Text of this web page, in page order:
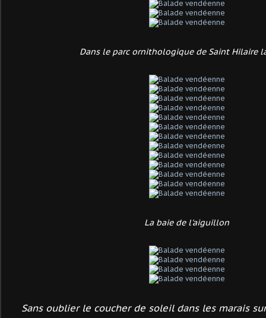
Dans le parc ornithologique de Saint Hilaire
La baie de l'aiguillon
Sans oublier le coucher de soleil dans les marais